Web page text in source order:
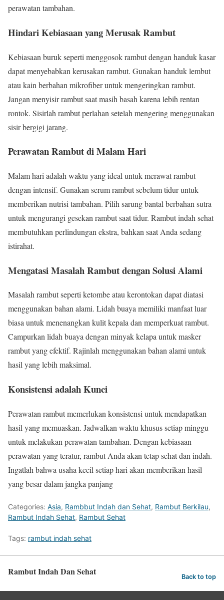
perawatan tambahan.
Hindari Kebiasaan yang Merusak Rambut
Kebiasaan buruk seperti menggosok rambut dengan handuk kasar
dapat menyebabkan kerusakan rambut. Gunakan handuk lembut
atau kain berbahan mikrofiber untuk mengeringkan rambut.
Jangan menyisir rambut saat masih basah karena lebih rentan
rontok. Sisirlah rambut perlahan setelah mengering menggunakan
sisir bergigi jarang.
Perawatan Rambut di Malam Hari
Malam hari adalah waktu yang ideal untuk merawat rambut
dengan intensif. Gunakan serum rambut sebelum tidur untuk
memberikan nutrisi tambahan. Pilih sarung bantal berbahan sutra
untuk mengurangi gesekan rambut saat tidur. Rambut indah sehat
membutuhkan perlindungan ekstra, bahkan saat Anda sedang
istirahat.
Mengatasi Masalah Rambut dengan Solusi Alami
Masalah rambut seperti ketombe atau kerontokan dapat diatasi
menggunakan bahan alami. Lidah buaya memiliki manfaat luar
biasa untuk menenangkan kulit kepala dan memperkuat rambut.
Campurkan lidah buaya dengan minyak kelapa untuk masker
rambut yang efektif. Rajinlah menggunakan bahan alami untuk
hasil yang lebih maksimal.
Konsistensi adalah Kunci
Perawatan rambut memerlukan konsistensi untuk mendapatkan
hasil yang memuaskan. Jadwalkan waktu khusus setiap minggu
untuk melakukan perawatan tambahan. Dengan kebiasaan
perawatan yang teratur, rambut Anda akan tetap sehat dan indah.
Ingatlah bahwa usaha kecil setiap hari akan memberikan hasil
yang besar dalam jangka panjang
Categories: Asia, Rambbut Indah dan Sehat, Rambut Berkilau,
Rambut Indah Sehat, Rambut Sehat
Tags: rambut indah sehat
Rambut Indah Dan Sehat Back to top